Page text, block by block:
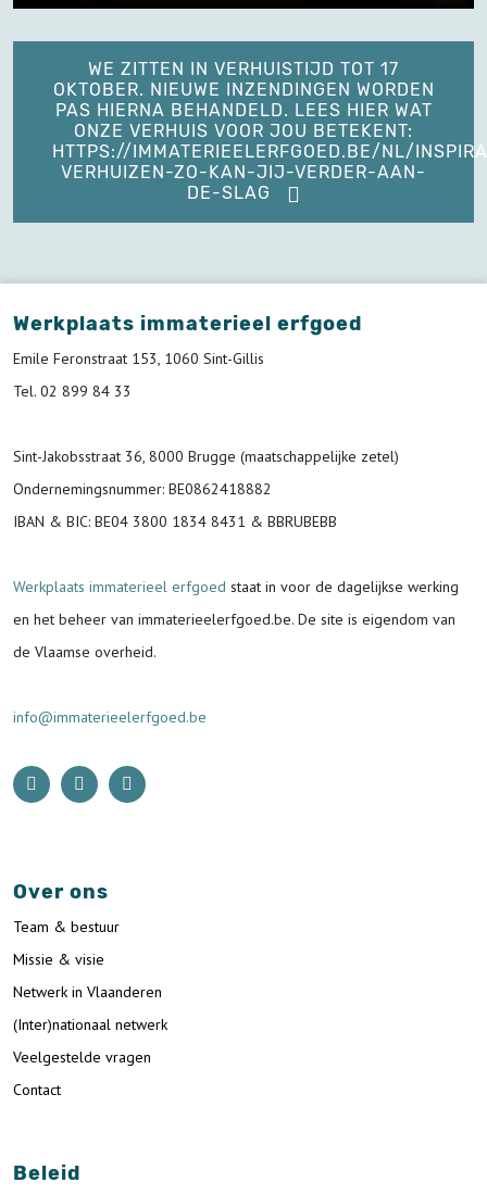
WE ZITTEN IN VERHUISTIJD TOT 17
OKTOBER. NIEUWE INZENDINGEN WORDEN
PAS HIERNA BEHANDELD. LEES HIER WAT
ONZE VERHUIS VOOR JOU BETEKENT:
HTTPS://IMMATERIEELERFGOED.BE/NL/
VERHUIZEN-ZO-KAN-JIJ-VERDER-AAN-
DE-SLAG
Werkplaats immaterieel erfgoed
Emile Feronstraat 153, 1060 Sint-Gillis
Tel. 02 899 84 33
Sint-Jakobsstraat 36, 8000 Brugge (maatschappelijke zetel)
Ondernemingsnummer: BE0862418882
IBAN & BIC: BE04 3800 1834 8431 & BBRUBEBB
Werkplaats immaterieel erfgoed staat in voor de dagelijkse werking
en het beheer van immaterieelerfgoed.be. De site is eigendom van
de Vlaamse overheid.
info@immaterieelerfgoed.be
Over ons
Team & bestuur
Missie & visie
Netwerk in Vlaanderen
(Inter)nationaal netwerk
Veelgestelde vragen
Contact
Beleid